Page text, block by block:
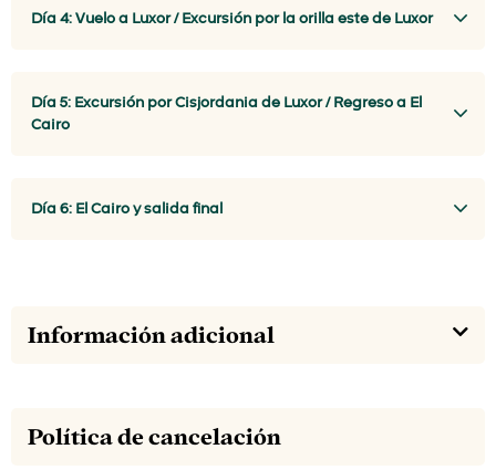
Día 4: Vuelo a Luxor / Excursión por la orilla este de Luxor
Día 5: Excursión por Cisjordania de Luxor / Regreso a El
Cairo
Día 6: El Cairo y salida final
Información adicional
Política de cancelación